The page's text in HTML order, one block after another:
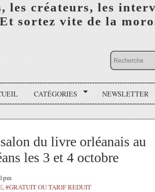
les créateurs, les
Et sortez vite de la
CATÉGORIES NEWSLETTER
du livre orléanais au
les 3 et 4 octobre
,#GRATUIT OU TARIF REDUIT